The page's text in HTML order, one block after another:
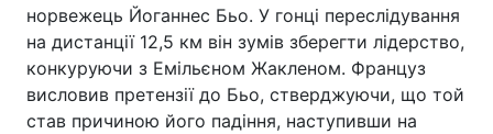
норвежець Йоганнес Бьо. У гонці переслідування
на дистанції 12,5 км він зумів зберегти лідерство,
конкуруючи з Емільєном Жакленом. Француз
висловив претензії до Бьо, стверджуючи, що той
став причиною його падіння, наступивши на